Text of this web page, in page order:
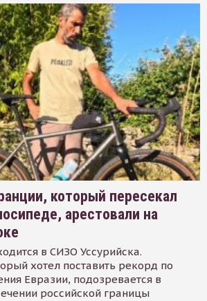
который пересекал
арестовали на
в СИЗО Уссурийска.
хотел поставить рекорд по
Евразии, подозревается в
российской границы